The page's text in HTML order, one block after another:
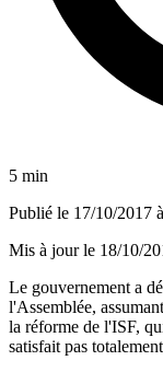
5 min
Publié le 17/10/2017
Mis à jour le 18/10/
Le gouvernement a
l'Assemblée,
la réforme de l'ISF,
satisfait pas